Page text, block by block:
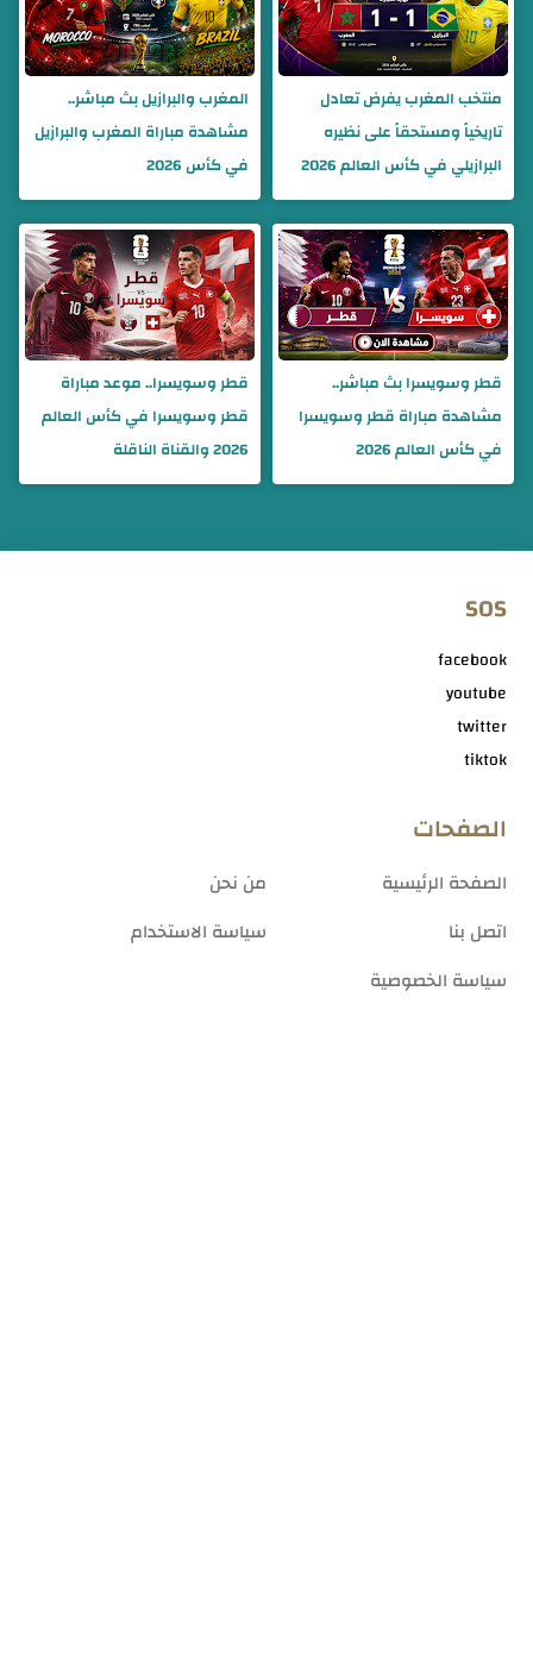
منتخب المغرب يفرض تعادل
تاريخياً ومستحقاً على نظيره
البرازيلي في كأس العالم 2026
المغرب والبرازيل بث مباشر..
مشاهدة مباراة المغرب والبرازيل
في كأس 2026
قطر وسويسرا بث مباشر..
مشاهدة مباراة قطر وسويسرا
في كأس العالم 2026
قطر وسويسرا.. موعد مباراة
قطر وسويسرا في كأس العالم
2026 والقناة الناقلة
الصفحات
الصفحة الرئيسية
من نحن
اتصل بنا
سياسة الاستخدام
سياسة الخصوصية
SOS
facebook
youtube
twitter
tiktok